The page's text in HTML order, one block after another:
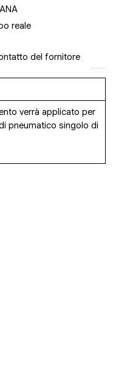
reale
del fornitore
verrà applicato per
pneumatico singolo di